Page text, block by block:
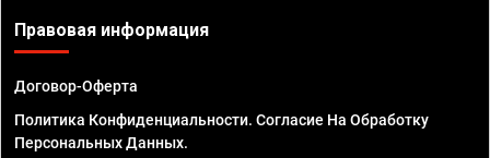
Правовая информация
Договор-Оферта
Политика Конфиденциальности. Согласие На Обработку
Персональных Данных.